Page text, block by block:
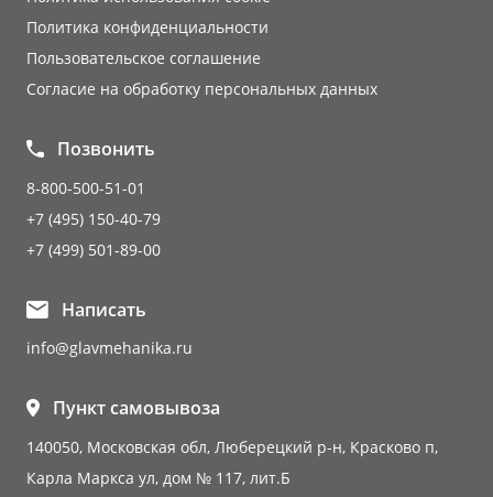
Политика конфиденциальности
Пользовательское соглашение
Согласие на обработку персональных данных
Позвонить
8-800-500-51-01
+7 (495) 150-40-79
+7 (499) 501-89-00
Написать
info@glavmehanika.ru
Пункт самовывоза
140050, Московская обл, Люберецкий р-н, Красково п,
Карла Маркса ул, дом № 117, лит.Б